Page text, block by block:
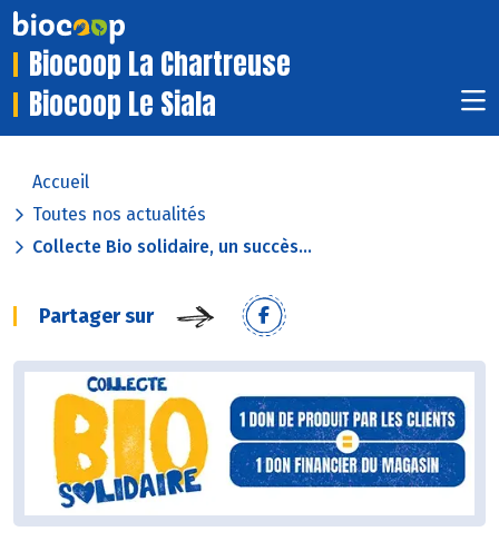
Biocoop La Chartreuse
Biocoop Le Siala
Accueil
Toutes nos actualités
Collecte Bio solidaire, un succès...
Partager sur